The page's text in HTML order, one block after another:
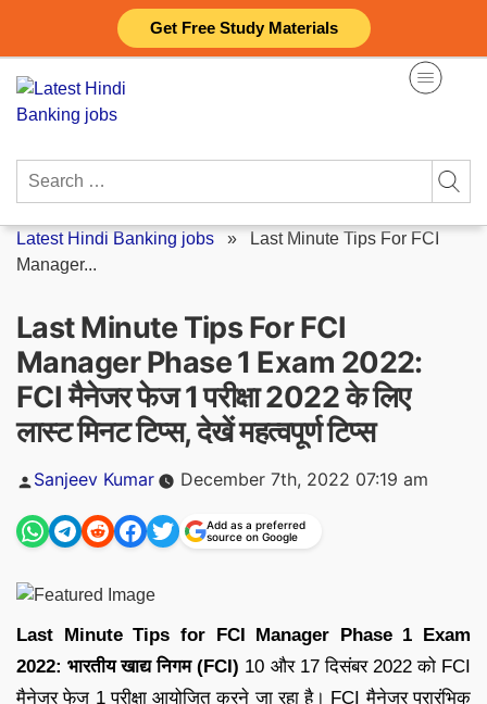
Get Free Study Materials
content
Search
Latest Hindi Banking jobs » Last Minute Tips For FCI
Manager...
Last Minute Tips For FCI
Manager Phase 1 Exam 2022:
FCI मैनेजर फेज 1 परीक्षा 2022 के लिए
लास्ट मिनट टिप्स, देखें महत्वपूर्ण टिप्स
Posted
Sanjeev Kumar December 7th, 2022 07:19 am
Add as a preferred
source on Google
Last Minute Tips for FCI Manager Phase 1 Exam
2022:भारतीय खाद्य निगम (FCI) 10 और 17 दिसंबर 2022 को FCI
मैनेजर फेज 1 परीक्षा आयोजित करने जा रहा है। FCI मैनेजर प्रारंभिक